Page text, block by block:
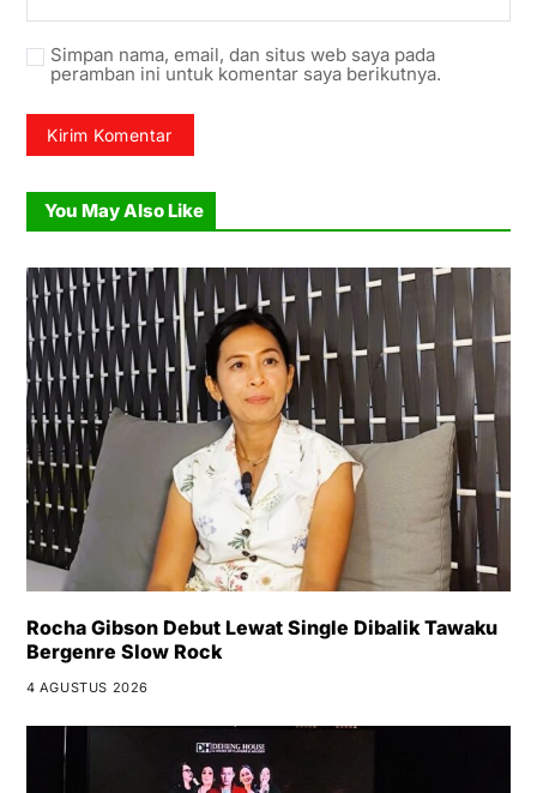
Simpan nama, email, dan situs web saya pada
peramban ini untuk komentar saya berikutnya.
You May Also Like
Rocha Gibson Debut Lewat Single Dibalik Tawaku
Bergenre Slow Rock
4 AGUSTUS 2026